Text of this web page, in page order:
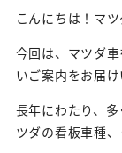
こんにちは！マ
今回は、マツダ
いご案内をお届
長年にわたり、
ツダの看板車種、